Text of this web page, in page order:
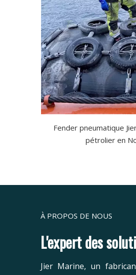
Fender pneumatique
pétrolier en
À PROPOS DE NOUS
L'expert des
Jier Marine, un